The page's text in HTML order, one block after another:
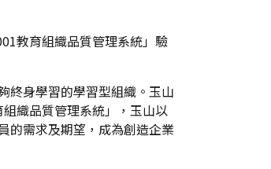
教育組織品質管理系統」驗
終身學習的學習型組織。玉山
織品質管理系統」，玉山以
的需求及期望，成為創造企業